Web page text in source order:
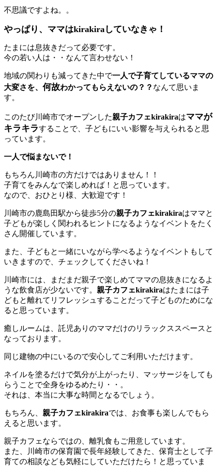
不思議ですよね。。
やっぱり、ママはkirakiraしていなきゃ！
たまには息抜きだって必要です。
今の若い人は・・なんて言わせない！
地域の関わりも減ってきた中で一人で子育てしているママの
大変さを、 何故わかってもらえないの？？ なんて思いま
す。
このたび川崎市でオープンした親子カフェkirakiraはママが
キラキラすることで、子どもにいい影響を与えられると思
っています。
一人で悩まないで！
もちろん川崎市の方だけではありません！！
子育てをみんなで楽しめれば！と思っています。
なので、おひとり様、大歓迎です！
川崎市の鹿島田駅から徒歩5分の親子カフェkirakiraはママと
子どもが楽しく関われるヒントになるようなイベントをたく
さん開催しています。
また、子どもと一緒にいながら学べるようなイベントもして
いきますので、チェックしてくださいね！
川崎市には、まだまだ親子で楽しめてママの息抜きになるよ
うな飲食店が少ないです。 親子カフェkirakiraはたまには子
どもと離れてリフレッシュすることだって子どものためにな
ると思っています。
癒しルームは、託児ありのママだけのリラックススペースと
なっております。
同じ建物の中にいるので安心してご利用いただけます。
ネイルを塗るだけで気分が上がったり、マッサージをしても
らうことで全身をゆるめたり・・。
それは、本当に大事な時間となるでしょう。
もちろん、 親子カフェkirakiraでは、お食事も楽しんでもら
えると思います。
親子カフェならではの、離乳食もご用意しています。
また、川崎市の保育園で長年経験してきた、保育士として子
育ての相談なども気軽にしていただけたら！と思っていま